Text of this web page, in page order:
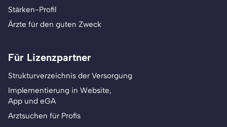
Stärken-Profil
Ärzte für den guten Zweck
Für Lizenzpartner
Strukturverzeichnis der Versorgung
Implementierung in Website,
App und eGA
Arztsuchen für Profis